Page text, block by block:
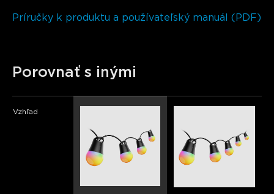
Príručky k produktu a používateľský manuál (PDF)
Porovnať s inými
Vzhľad